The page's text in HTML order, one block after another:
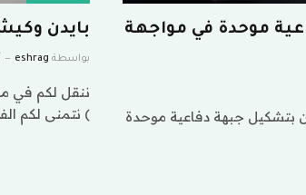
موحدة في مواجهة
بتشكيل جبهة دفاعية موحدة
بايدن
بواسطة eshrag
ننقل لكم في
) نتمنى لكم